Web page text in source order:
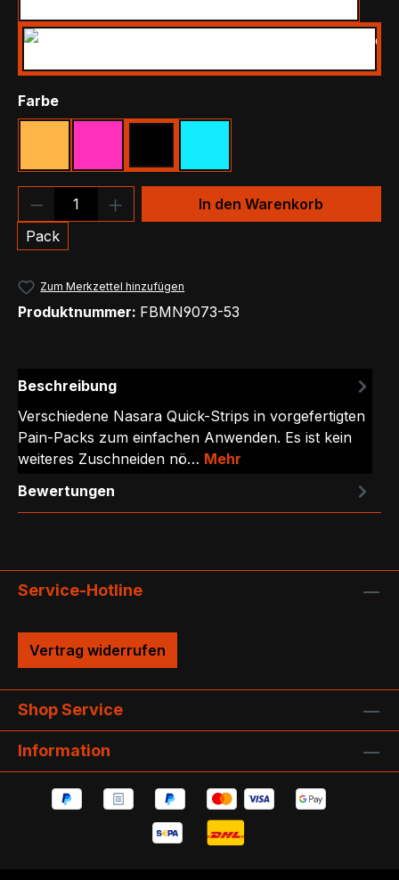
Farbeauswählen
Produkt Anzahl: Gib den
Pack
In den Warenkorb
Zum Merkzettel hinzufügen
Produktnummer: FBMN9073-53
Beschreibung
Verschiedene Nasara Quick-Strips in vorgefertigten
Pain-Packs zum einfachen Anwenden. Es ist kein
weiteres Zuschneiden nö… Mehr
Bewertungen
Service-Hotline
Vertrag widerrufen
Shop Service
Information